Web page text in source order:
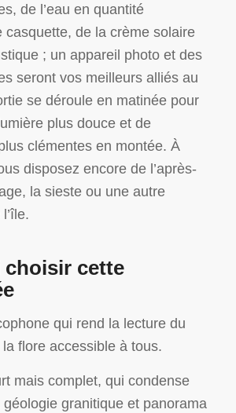
de l’eau en quantité
casquette, de la crème solaire
; un appareil photo et des
seront vos meilleurs alliés au
se déroule en matinée pour
plus douce et de
clémentes en montée. À
disposez encore de l’après-
la sieste ou une autre
cette
qui rend la lecture du
flore accessible à tous.
mais complet, qui condense
granitique et panorama